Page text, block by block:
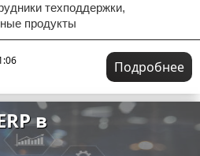
техподдержки,
продукты
Подробнее
в